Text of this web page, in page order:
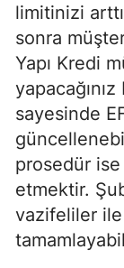
limitinizi
sonra
Yapı Kredi
sayesinde
prosedür
etmektir.
vazifeliler